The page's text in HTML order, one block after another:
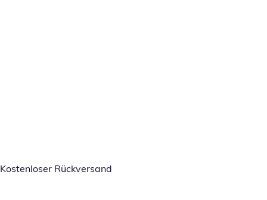
Kostenloser Rückversand